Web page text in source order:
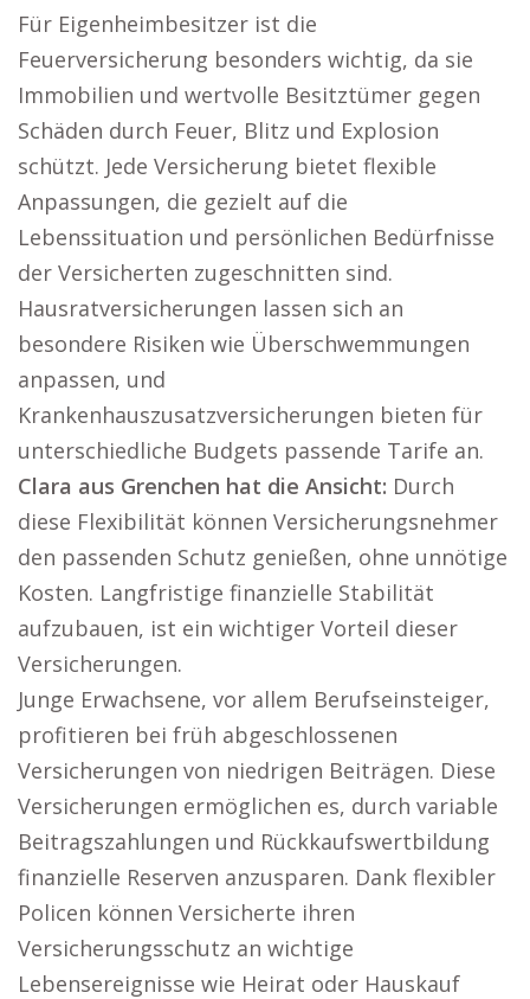
Für Eigenheimbesitzer ist die
Feuerversicherung besonders wichtig, da sie
Immobilien und wertvolle Besitztümer gegen
Schäden durch Feuer, Blitz und Explosion
schützt. Jede Versicherung bietet flexible
Anpassungen, die gezielt auf die
Lebenssituation und persönlichen Bedürfnisse
der Versicherten zugeschnitten sind.
Hausratversicherungen lassen sich an
besondere Risiken wie Überschwemmungen
anpassen, und
Krankenhauszusatzversicherungen bieten für
unterschiedliche Budgets passende Tarife an.
Clara aus Grenchen hat die Ansicht: Durch
diese Flexibilität können Versicherungsnehmer
den passenden Schutz genießen, ohne unnötige
Kosten. Langfristige finanzielle Stabilität
aufzubauen, ist ein wichtiger Vorteil dieser
Versicherungen.
Junge Erwachsene, vor allem Berufseinsteiger,
profitieren bei früh abgeschlossenen
Versicherungen von niedrigen Beiträgen. Diese
Versicherungen ermöglichen es, durch variable
Beitragszahlungen und Rückkaufswertbildung
finanzielle Reserven anzusparen. Dank flexibler
Policen können Versicherte ihren
Versicherungsschutz an wichtige
Lebensereignisse wie Heirat oder Hauskauf